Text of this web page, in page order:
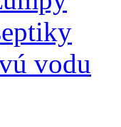
vodu